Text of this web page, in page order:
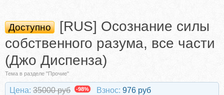
Доступно
[RUS] Осознание силы
собственного разума, все части
(Джо Диспенза)
Тема в разделе "Прочие"
Цена: 35000 руб -98% Взнос: 976 руб